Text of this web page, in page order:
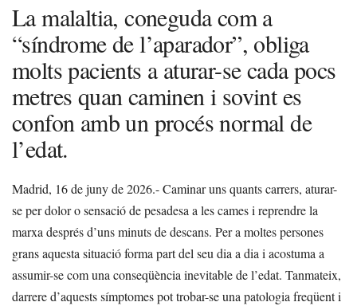
La malaltia, coneguda com a
“síndrome de l’aparador”, obliga
molts pacients a aturar-se cada pocs
metres quan caminen i sovint es
confon amb un procés normal de
l’edat.
Madrid, 16 de juny de 2026.- Caminar uns quants carrers, aturar-
se per dolor o sensació de pesadesa a les cames i reprendre la
marxa després d’uns minuts de descans. Per a moltes persones
grans aquesta situació forma part del seu dia a dia i acostuma a
assumir-se com una conseqüència inevitable de l’edat. Tanmateix,
darrere d’aquests símptomes pot trobar-se una patologia freqüent i